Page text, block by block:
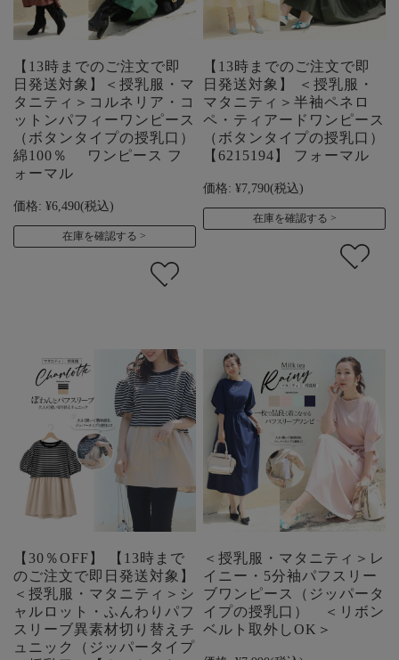
【13時までのご注文で即
日発送対象】＜授乳服・マ
タニティ＞コルネリア・コ
ットンパフィーワンピース
（ボタンタイプの授乳口）
綿100％ ワンピース フ
ォーマル
価格: ¥6,490(税込)
在庫を確認する
【13時までのご注文で即
日発送対象】 ＜授乳服・
マタニティ＞半袖ペネロ
ペ・ティアードワンピース
（ボタンタイプの授乳口）
【6215194】 フォーマル
価格: ¥7,790(税込)
在庫を確認する
【30％OFF】 【13時まで
のご注文で即日発送対象】
＜授乳服・マタニティ＞シ
ャルロット・ふんわりパフ
スリーブ異素材切り替えチ
ュニック（ジッパータイプ
＜授乳服・マタニティ＞レ
イニー・5分袖パフスリー
ブワンピース（ジッパータ
イプの授乳口） ＜リボン
ベルト取外しOK＞